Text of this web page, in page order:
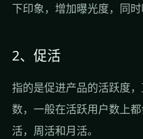
下印象，增加曝光度，同时
2、促活
指的是促进产品的活跃度
数，一般在活跃用户数上
活，周活和月活。